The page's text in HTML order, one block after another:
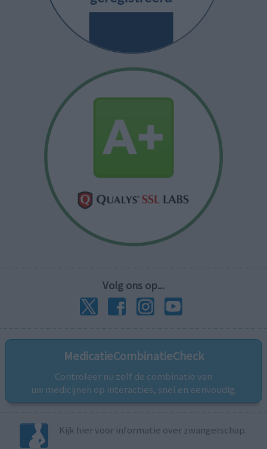
Volg ons op...
MedicatieCombinatieCheck
Controleer nu zelf de combinatie van
uw medicijnen op interacties, snel en eenvoudig.
Kijk hier voor informatie over zwangerschap.